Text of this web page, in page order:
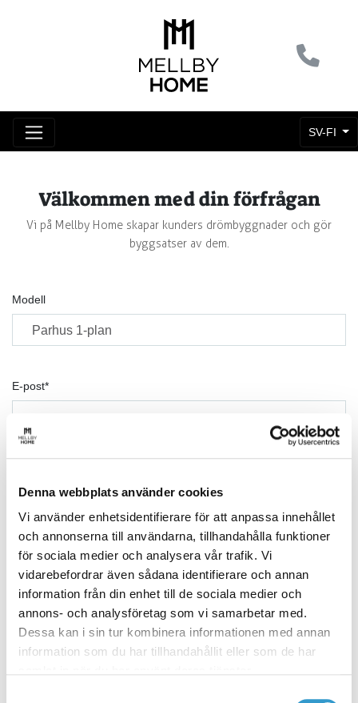
Denna webbplats använder cookies
Vi använder enhetsidentifierare för att anpassa innehållet
och annonserna till användarna, tillhandahålla funktioner
för sociala medier och analysera vår trafik. Vi
vidarebefordrar även sådana identifierare och annan
information från din enhet till de sociala medier och
annons- och analysföretag som vi samarbetar med.
Dessa kan i sin tur kombinera informationen med annan
information som du har tillhandahållit eller som de har
SV-FI
Välkommen med din förfrågan
Vi på Mellby Home skapar kunders drömbyggnader och gör
byggsatser av dem.
Modell
E-post*
Telefonnummer*
Postnummer*